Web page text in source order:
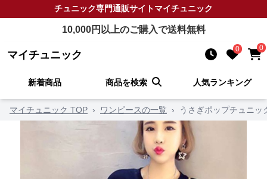
チュニック専門通販サイトマイチュニック
10,000円以上のご購入で送料無料
マイチュニック 0 0
新着商品 商品を検索 人気ランキング
マイチュニック TOP › ワンピースの一覧 › うさぎポップチュニッ